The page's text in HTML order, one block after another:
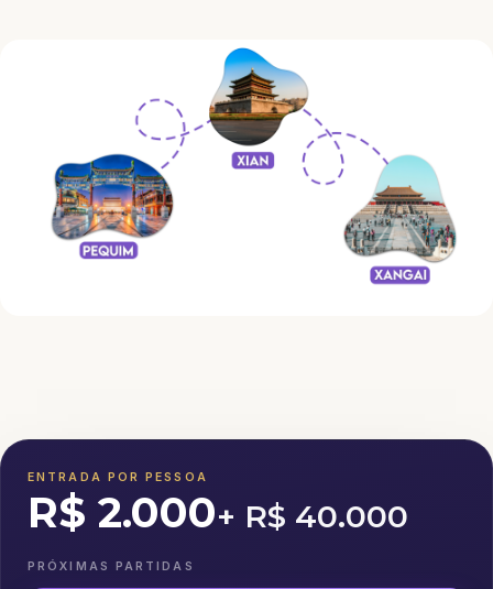
ENTRADA POR PESSOA
R$ 2.000+ R$ 40.000
PRÓXIMAS PARTIDAS